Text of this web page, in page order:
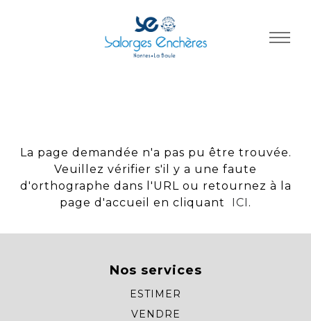
La page demandée n'a pas pu être trouvée.
Veuillez vérifier s'il y a une faute
d'orthographe dans l'URL ou retournez à la
page d'accueil en cliquant
ICI .
Nos services
ESTIMER
VENDRE